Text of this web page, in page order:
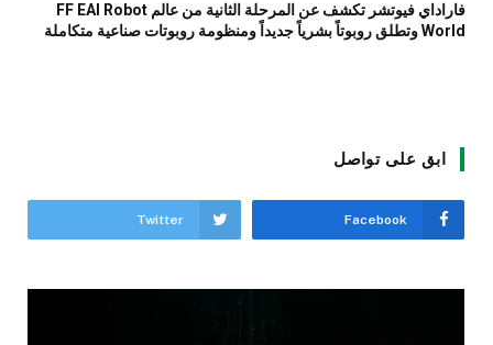
فاراداي فيوتشر تكشف عن المرحلة الثانية من عالم FF EAI Robot
World وتطلق روبوتاً بشرياً جديداً ومنظومة روبوتات صناعية متكاملة
ابق على تواصل
Facebook
Twitter